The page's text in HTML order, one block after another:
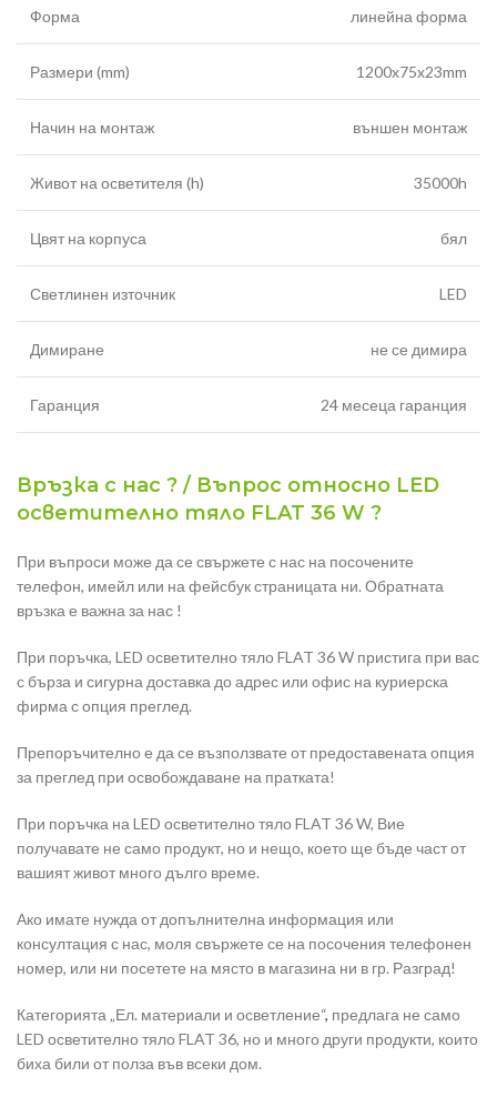
Форма линейна форма
Размери (mm) 1200x75x23mm
Начин на монтаж външен монтаж
Живот на осветителя (h) 35000h
Цвят на корпуса бял
Светлинен източник LED
Димиране не се димира
Гаранция 24 месеца гаранция
Връзка с нас ? / Въпрос относно LED
осветително тяло FLAT 36 W ?
При въпроси може да се свържете с нас на посочените
телефон, имейл или на фейсбук страницата ни. Обратната
връзка е важна за нас !
При поръчка, LED осветително тяло FLAT 36 W пристига при вас
с бърза и сигурна доставка до адрес или офис на куриерска
фирма с опция преглед.
Препоръчително е да се възползвате от предоставената опция
за преглед при освобождаване на пратката!
При поръчка на LED осветително тяло FLAT 36 W, Вие
получавате не само продукт, но и нещо, което ще бъде част от
вашият живот много дълго време.
Ако имате нужда от допълнителна информация или
консултация с нас, моля свържете се на посочения телефонен
номер, или ни посетете на място в магазина ни в гр. Разград!
Категорията „Ел. материали и осветление“, предлага не само
LED осветително тяло FLAT 36, но и много други продукти, които
биха били от полза във всеки дом.